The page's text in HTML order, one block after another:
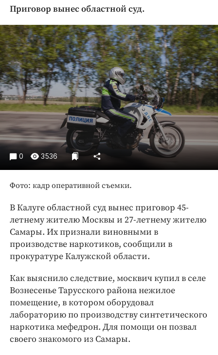
Культура
Недвижимость и ЖКХ
Образование
Общество
Погода
Праздники
Происшествия
Спорт
Экономика и бизнес
ПРОЕКТЫ
Блоги
Издания
Интересное чтиво
Клиника года
Бренд года
Работодатель года
Приговор вынес областной суд.
0 3536
Фото: кадр оперативной съемки.
В Калуге областной суд вынес приговор 45-
летнему жителю Москвы и 27-летнему жителю
Самары. Их признали виновными в
производстве наркотиков, сообщили в
прокуратуре Калужской области.
Как выяснило следствие, москвич купил в селе
Вознесенье Тарусского района нежилое
помещение, в котором оборудовал
лабораторию по производству синтетического
наркотика мефедрон. Для помощи он позвал
своего знакомого из Самары.